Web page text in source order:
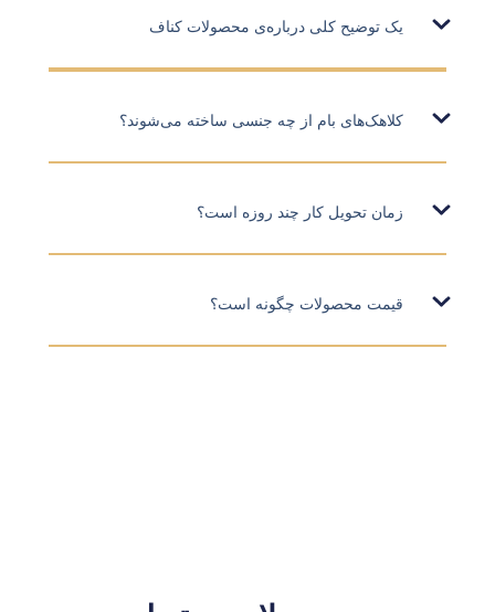
یک توضیح کلی درباره‌ی محصولات کناف
کلاهک‌های بام از چه جنسی ساخته می‌شوند؟
زمان تحویل کار چند روزه است؟
قیمت محصولات چگونه است؟